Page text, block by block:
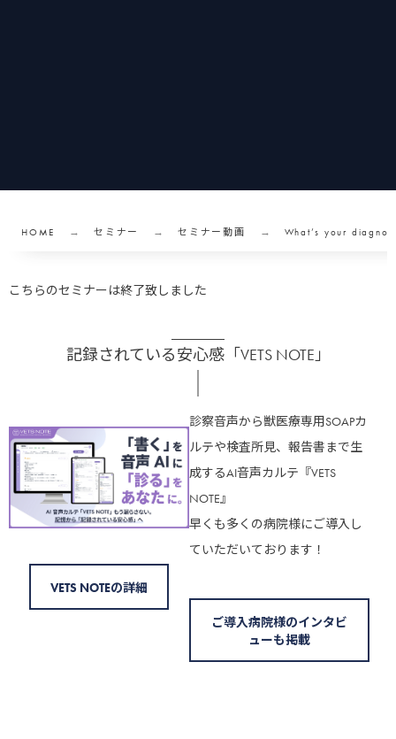
HOME セミナー セミナー動画 What’s your
こちらのセミナーは終了致しました
記録されている安心感「VETS NOTE」
VETS NOTEの詳細
診察音声から獣医療専用SOAPカ
ルテや検査所見、報告書まで生
成するAI音声カルテ『VETS
NOTE』
早くも多くの病院様にご導入し
ていただいております！
ご導入病院様のインタビ
ューも掲載